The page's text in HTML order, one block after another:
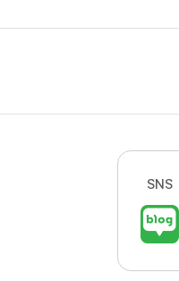
SNS